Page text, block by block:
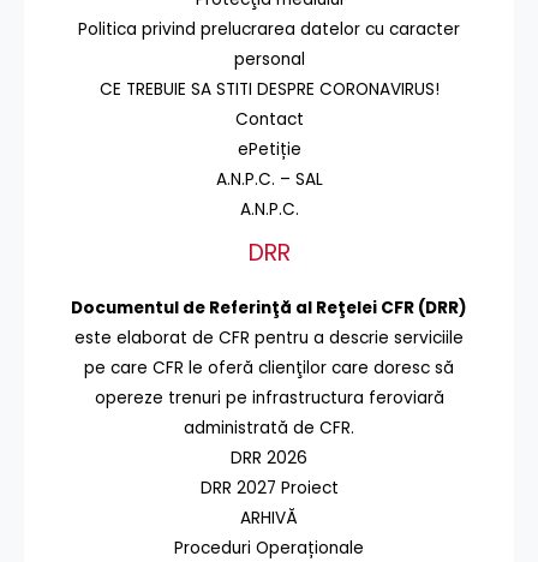
Politica privind prelucrarea datelor cu caracter
personal
CE TREBUIE SA STITI DESPRE CORONAVIRUS!
Contact
ePetiție
A.N.P.C. – SAL
A.N.P.C.
DRR
Documentul de Referinţă al Reţelei CFR (DRR)
este elaborat de CFR pentru a descrie serviciile
pe care CFR le oferă clienţilor care doresc să
opereze trenuri pe infrastructura feroviară
administrată de CFR.
DRR 2026
DRR 2027 Proiect
ARHIVĂ
Proceduri Operaționale